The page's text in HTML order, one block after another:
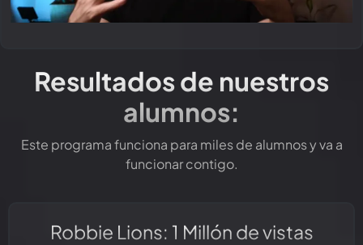
Resultados de nuestros
alumnos:
Este programa funciona para miles de alumnos y va a
funcionar contigo.
Robbie Lions: 1 Millón de vistas